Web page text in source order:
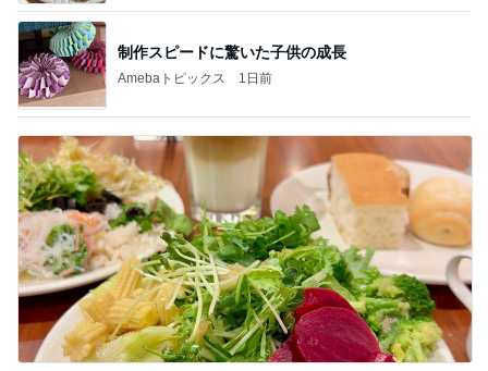
制作スピードに驚いた子供の成長
Amebaトピックス 1日前